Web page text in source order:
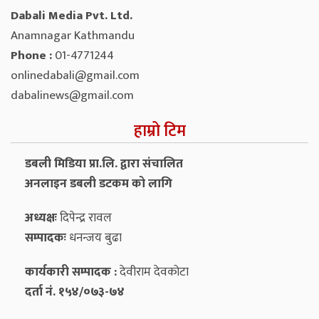
Dabali Media Pvt. Ltd.
Anamnagar Kathmandu
Phone :01-4771244
onlinedabali@gmail.com
dabalinews@gmail.com
हाम्रो टिम
डबली मिडिया प्रा.लि. द्वारा संचालित
अनलाइन डबली डटकम को लागि
अध्यक्षःदिपेन्द्र रावल
सम्पादकःधनन्‍जय बुढा
कार्यकारी सम्पादक :देवीराम देवकोटा
दर्ता नं. १५४/०७३-७४